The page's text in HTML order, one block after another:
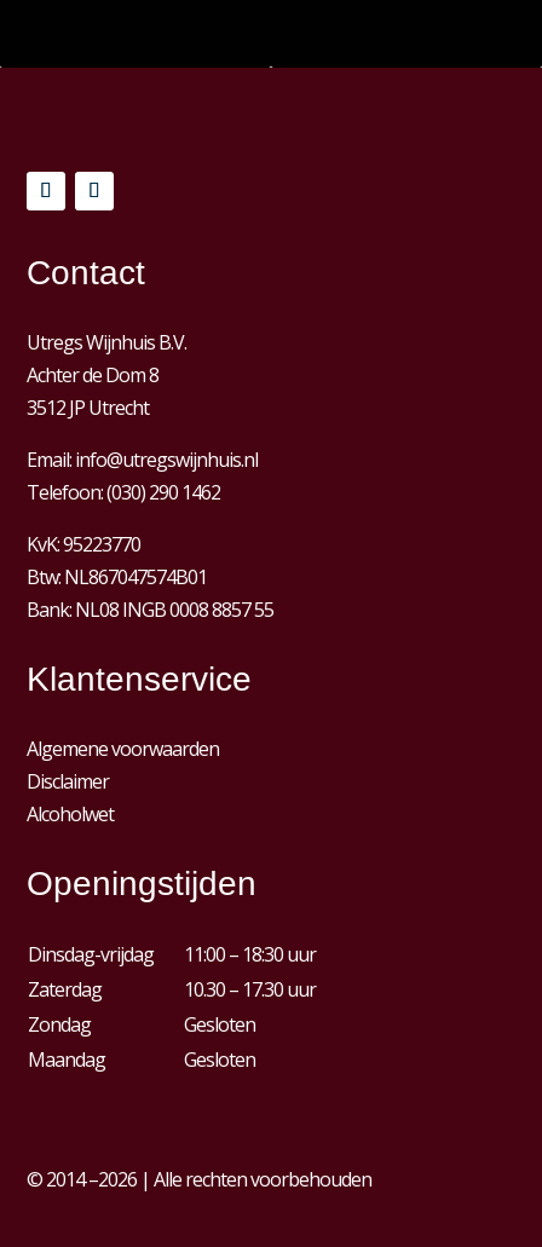
Contact
Utregs Wijnhuis B.V.
Achter de Dom 8
3512 JP Utrecht
Email:info@utregswijnhuis.nl
Telefoon:(030) 290 1462
KvK:95223770
Btw:NL867047574B01
Bank: NL08 INGB 0008 8857 55
Klantenservice
Algemene voorwaarden
Disclaimer
Alcoholwet
Openingstijden
Dinsdag-vrijdag
11:00 – 18:30 uur
Zaterdag
10.30 – 17.30 uur
Zondag
Gesloten
Maandag
Gesloten
© 2014 –2026 | Alle rechten voorbehouden